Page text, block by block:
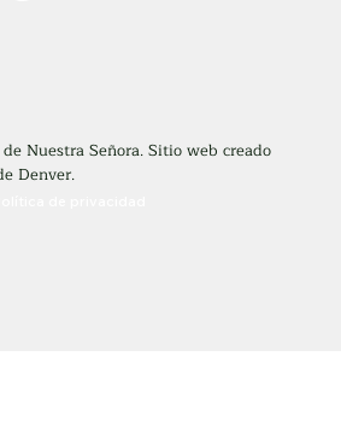
Nuestra Señora. Sitio web creado
Denver.